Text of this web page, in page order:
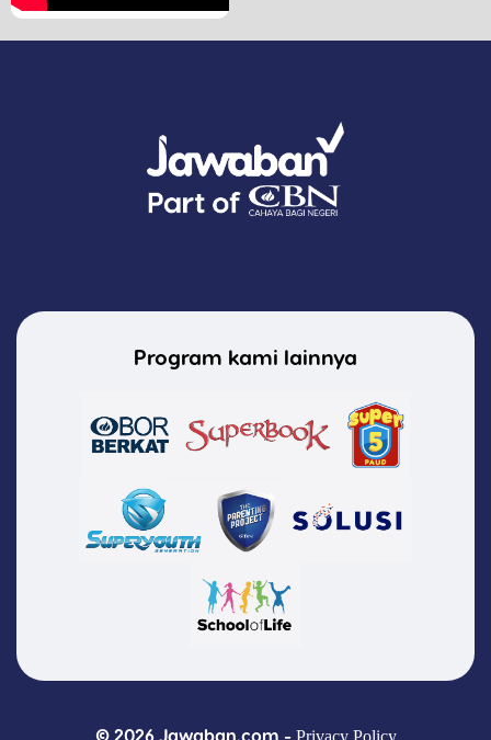
Program kami lainnya
© 2026 Jawaban.com - Privacy Policy